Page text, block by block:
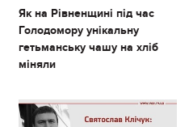
Як на Рівненщині під час
Голодомору унікальну
гетьманську чашу на хліб
міняли